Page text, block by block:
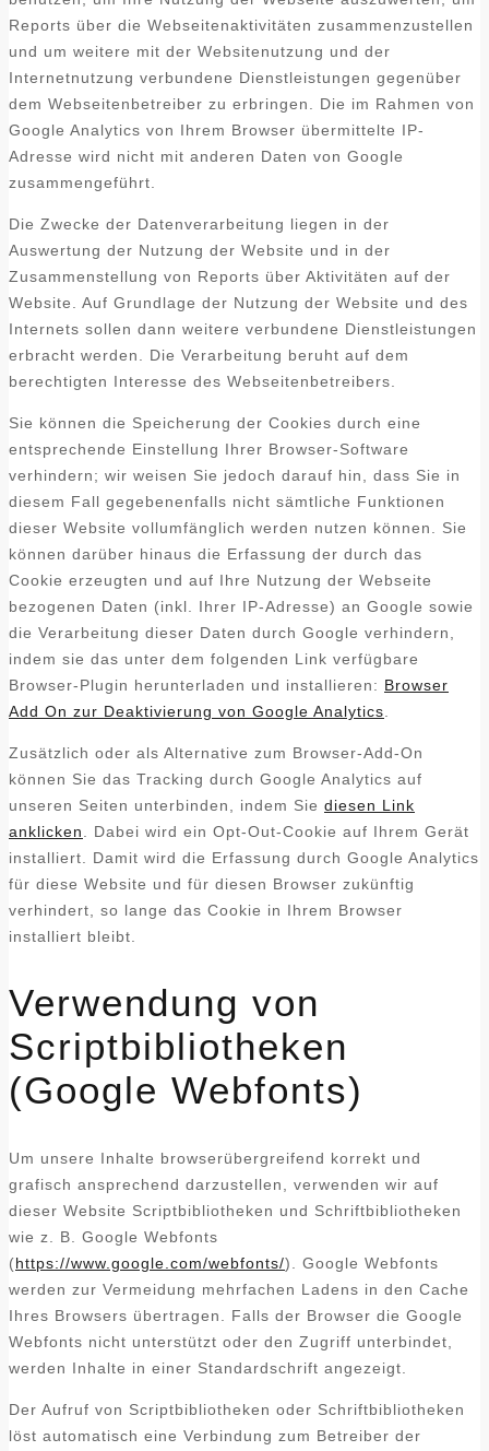
Reports über die Webseitenaktivitäten zusammenzustellen
und um weitere mit der Websitenutzung und der
Internetnutzung verbundene Dienstleistungen gegenüber
dem Webseitenbetreiber zu erbringen. Die im Rahmen von
Google Analytics von Ihrem Browser übermittelte IP-
Adresse wird nicht mit anderen Daten von Google
zusammengeführt.
Die Zwecke der Datenverarbeitung liegen in der
Auswertung der Nutzung der Website und in der
Zusammenstellung von Reports über Aktivitäten auf der
Website. Auf Grundlage der Nutzung der Website und des
Internets sollen dann weitere verbundene Dienstleistungen
erbracht werden. Die Verarbeitung beruht auf dem
berechtigten Interesse des Webseitenbetreibers.
Sie können die Speicherung der Cookies durch eine
entsprechende Einstellung Ihrer Browser-Software
verhindern; wir weisen Sie jedoch darauf hin, dass Sie in
diesem Fall gegebenenfalls nicht sämtliche Funktionen
dieser Website vollumfänglich werden nutzen können. Sie
können darüber hinaus die Erfassung der durch das
Cookie erzeugten und auf Ihre Nutzung der Webseite
bezogenen Daten (inkl. Ihrer IP-Adresse) an Google sowie
die Verarbeitung dieser Daten durch Google verhindern,
indem sie das unter dem folgenden Link verfügbare
Browser-Plugin herunterladen und installieren: Browser
Add On zur Deaktivierung von Google Analytics.
Zusätzlich oder als Alternative zum Browser-Add-On
können Sie das Tracking durch Google Analytics auf
unseren Seiten unterbinden, indem Sie diesen Link
anklicken. Dabei wird ein Opt-Out-Cookie auf Ihrem Gerät
installiert. Damit wird die Erfassung durch Google Analytics
für diese Website und für diesen Browser zukünftig
verhindert, so lange das Cookie in Ihrem Browser
installiert bleibt.
Verwendung von
Scriptbibliotheken
(Google Webfonts)
Um unsere Inhalte browserübergreifend korrekt und
grafisch ansprechend darzustellen, verwenden wir auf
dieser Website Scriptbibliotheken und Schriftbibliotheken
wie z. B. Google Webfonts
(https://www.google.com/webfonts/). Google Webfonts
werden zur Vermeidung mehrfachen Ladens in den Cache
Ihres Browsers übertragen. Falls der Browser die Google
Webfonts nicht unterstützt oder den Zugriff unterbindet,
werden Inhalte in einer Standardschrift angezeigt.
Der Aufruf von Scriptbibliotheken oder Schriftbibliotheken
löst automatisch eine Verbindung zum Betreiber der